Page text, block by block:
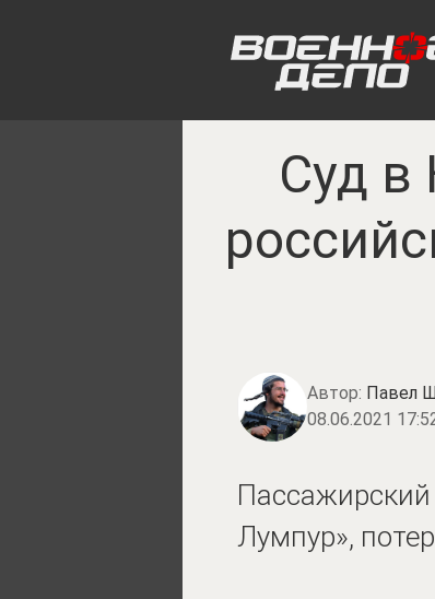
Суд в
Автор: Павел
08.06.2021
Лумпур»,